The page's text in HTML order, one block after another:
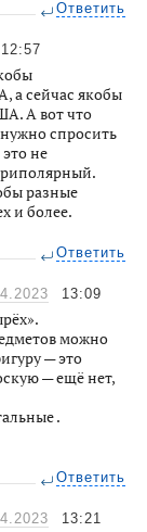
Ответить
12:57
а сейчас якобы
А вот что
спросить
не
разные
и более.
Ответить
13:09
можно
— это
— ещё нет,
.
Ответить
13:21